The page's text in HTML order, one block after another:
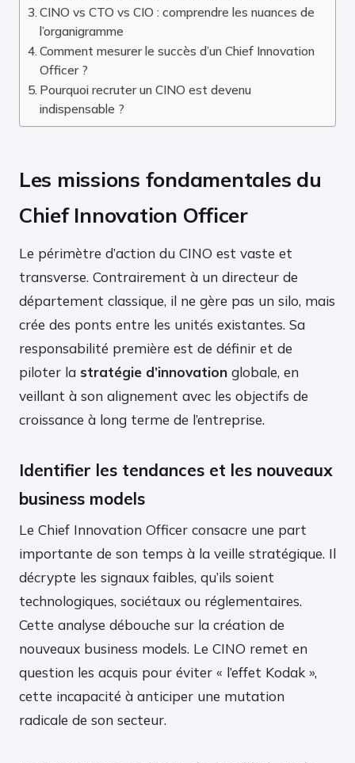
CINO vs CTO vs CIO : comprendre les nuances de
l’organigramme
Comment mesurer le succès d’un Chief Innovation
Officer ?
Pourquoi recruter un CINO est devenu
indispensable ?
Les missions fondamentales du
Chief Innovation Officer
Le périmètre d’action du CINO est vaste et
transverse. Contrairement à un directeur de
département classique, il ne gère pas un silo, mais
crée des ponts entre les unités existantes. Sa
responsabilité première est de définir et de
piloter la stratégie d’innovation globale, en
veillant à son alignement avec les objectifs de
croissance à long terme de l’entreprise.
Identifier les tendances et les nouveaux
business models
Le Chief Innovation Officer consacre une part
importante de son temps à la veille stratégique. Il
décrypte les signaux faibles, qu’ils soient
technologiques, sociétaux ou réglementaires.
Cette analyse débouche sur la création de
nouveaux business models. Le CINO remet en
question les acquis pour éviter « l’effet Kodak »,
cette incapacité à anticiper une mutation
radicale de son secteur.